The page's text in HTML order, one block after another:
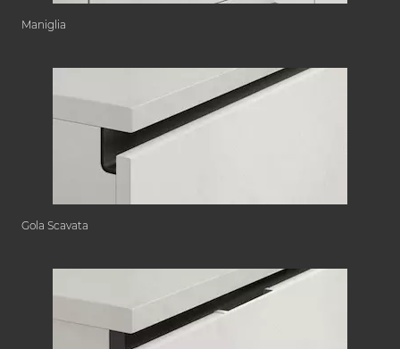
Maniglia
Gola Scavata